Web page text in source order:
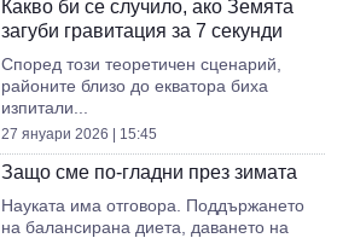
Какво би се случило, ако Земята
загуби гравитация за 7 секунди
Според този теоретичен сценарий,
районите близо до екватора биха
изпитали...
27 януари 2026 | 15:45
Защо сме по-гладни през зимата
Науката има отговора. Поддържането
на балансирана диета, даването на